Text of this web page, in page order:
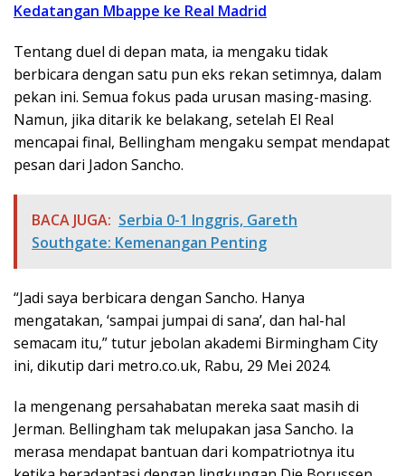
Kedatangan Mbappe ke Real Madrid
Tentang duel di depan mata, ia mengaku tidak
berbicara dengan satu pun eks rekan setimnya, dalam
pekan ini. Semua fokus pada urusan masing-masing.
Namun, jika ditarik ke belakang, setelah El Real
mencapai final, Bellingham mengaku sempat mendapat
pesan dari Jadon Sancho.
BACA JUGA: Serbia 0-1 Inggris, Gareth
Southgate: Kemenangan Penting
“Jadi saya berbicara dengan Sancho. Hanya
mengatakan, ‘sampai jumpai di sana’, dan hal-hal
semacam itu,” tutur jebolan akademi Birmingham City
ini, dikutip dari metro.co.uk, Rabu, 29 Mei 2024.
Ia mengenang persahabatan mereka saat masih di
Jerman. Bellingham tak melupakan jasa Sancho. Ia
merasa mendapat bantuan dari kompatriotnya itu